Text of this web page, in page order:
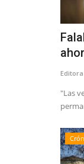
Editora
"Las